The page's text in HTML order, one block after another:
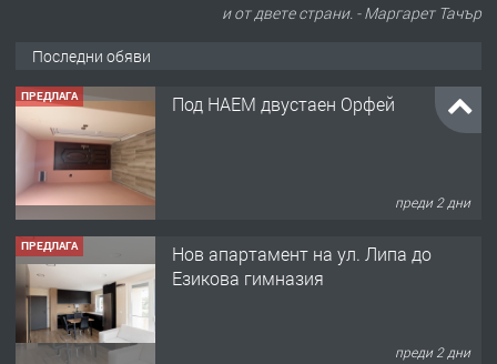
и от двете страни. - Маргарет Тачър
Последни обяви
ПРЕДЛАГА
Нов апартамент на ул. Липа до
преди 2 дни
ПРЕДЛАГА
🔑 ОБЗАВЕДЕНА ГАРСОНИЕРА ПОД
НАЕМ В КВ. „ОРФЕЙ“ – ДО
преди 4 дни